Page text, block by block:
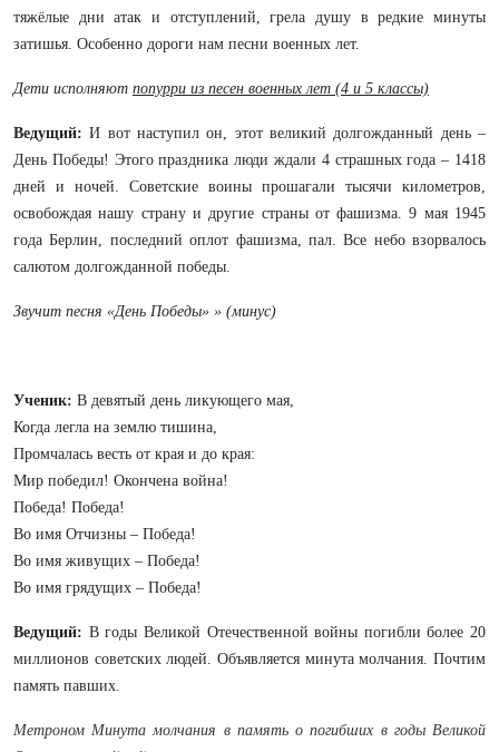
тяжёлые дни атак и отступлений, грела душу в редкие минуты
затишья. Особенно дороги нам песни военных лет.
Дети исполняют попурри из песен военных лет (4 и 5 классы)
Ведущий:И вот наступил он, этот великий долгожданный день –
День Победы! Этого праздника люди ждали 4 страшных года – 1418
дней и ночей. Советские воины прошагали тысячи километров,
освобождая нашу страну и другие страны от фашизма. 9 мая 1945
года Берлин, последний оплот фашизма, пал. Все небо взорвалось
салютом долгожданной победы.
Звучит песня «День Победы» » (минус)
Ученик: В девятый день ликующего мая,
Когда легла на землю тишина,
Промчалась весть от края и до края:
Мир победил! Окончена война!
Победа! Победа!
Во имя Отчизны – Победа!
Во имя живущих – Победа!
Во имя грядущих – Победа!
Ведущий: В годы Великой Отечественной войны погибли более 20
миллионов советских людей. Объявляется минута молчания. Почтим
память павших.
Метроном Минута молчания в память о погибших в годы Великой